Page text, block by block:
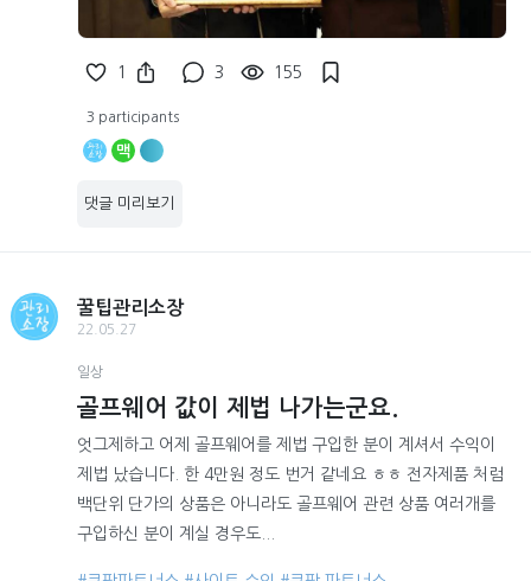
1 3 155
3 participants
맥
댓글 미리보기
꿀팁관리소장
22.05.27
일상
골프웨어 값이 제법 나가는군요.
엇그제하고 어제 골프웨어를 제법 구입한 분이 계셔서 수익이
제법 났습니다. 한 4만원 정도 번거 같네요 ㅎㅎ 전자제품 처럼
백단위 단가의 상품은 아니라도 골프웨어 관련 상품 여러개를
구입하신 분이 계실 경우도...